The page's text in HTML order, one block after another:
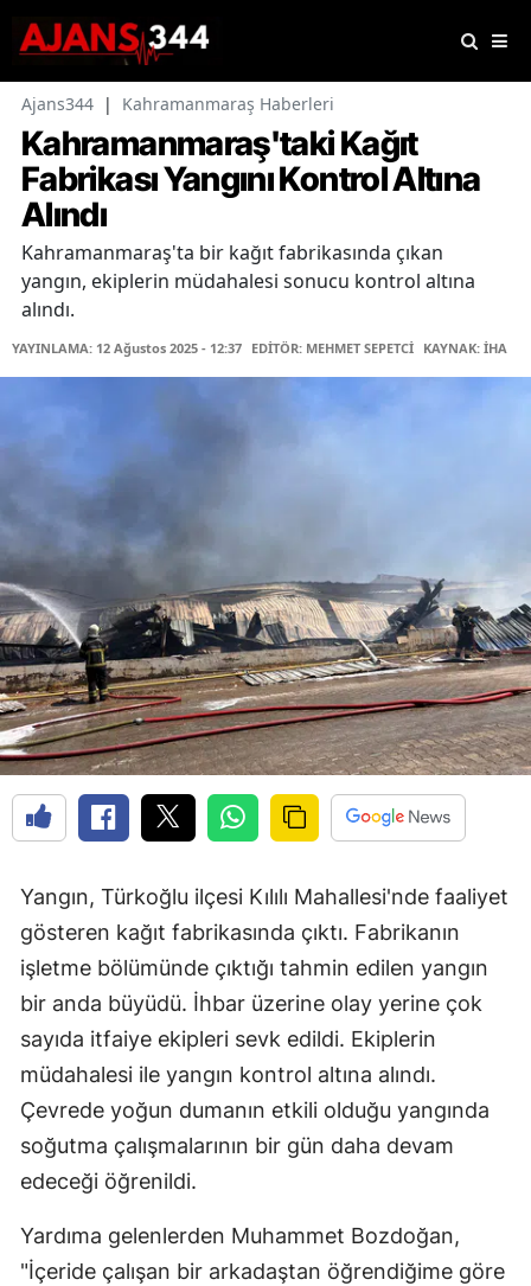
Ajans344 | Kahramanmaraş Haberleri
Kahramanmaraş'taki Kağıt
Fabrikası Yangını Kontrol Altına
Alındı
Kahramanmaraş'ta bir kağıt fabrikasında çıkan
yangın, ekiplerin müdahalesi sonucu kontrol altına
alındı.
YAYINLAMA: 12 Ağustos 2025 - 12:37 EDİTÖR: MEHMET SEPETCİ KAYNAK: İHA
Yangın, Türkoğlu ilçesi Kılılı Mahallesi'nde faaliyet
gösteren kağıt fabrikasında çıktı. Fabrikanın
işletme bölümünde çıktığı tahmin edilen yangın
bir anda büyüdü. İhbar üzerine olay yerine çok
sayıda itfaiye ekipleri sevk edildi. Ekiplerin
müdahalesi ile yangın kontrol altına alındı.
Çevrede yoğun dumanın etkili olduğu yangında
soğutma çalışmalarının bir gün daha devam
edeceği öğrenildi.
Yardıma gelenlerden Muhammet Bozdoğan,
"İçeride çalışan bir arkadaştan öğrendiğime göre